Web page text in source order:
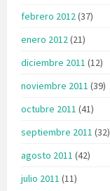
febrero 2012(37)
enero 2012(21)
diciembre 2011 (12)
noviembre 2011 (39)
octubre 2011 (41)
septiembre 2011 (32)
agosto 2011 (42)
julio 2011 (11)